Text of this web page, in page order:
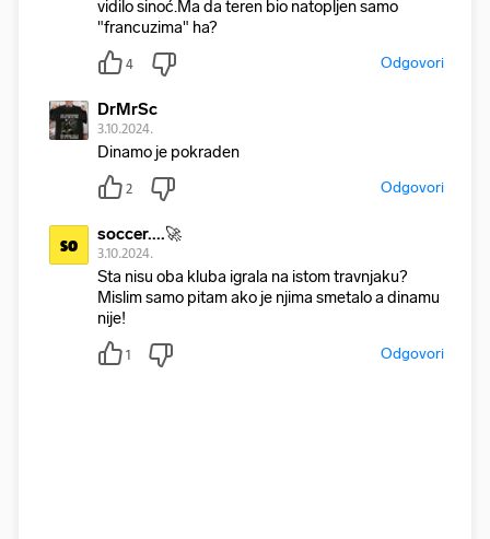
vidilo sinoć.Ma da teren bio natopljen samo
"francuzima" ha?
4 Odgovori
DrMrSc
3.10.2024.
Dinamo je pokraden
2 Odgovori
so soccer....🚀
3.10.2024.
Sta nisu oba kluba igrala na istom travnjaku?
Mislim samo pitam ako je njima smetalo a dinamu
nije!
1 Odgovori